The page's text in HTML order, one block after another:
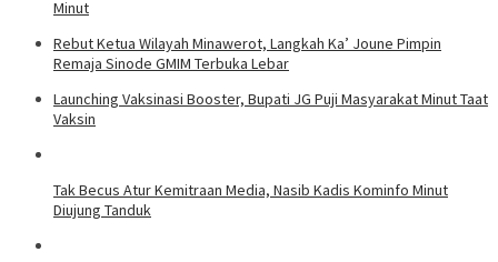
Minut
Rebut Ketua Wilayah Minawerot, Langkah Ka’ Joune Pimpin
Remaja Sinode GMIM Terbuka Lebar
Launching Vaksinasi Booster, Bupati JG Puji Masyarakat Minut Taat
Vaksin
Tak Becus Atur Kemitraan Media, Nasib Kadis Kominfo Minut
Diujung Tanduk